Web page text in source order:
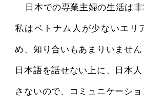
日本での専業主婦の生活は非
私はベトナム人が少ないエリ
め、知り合いもあまりいませ
日本語を話せない上に、日本
さないので、コミュニケーシ